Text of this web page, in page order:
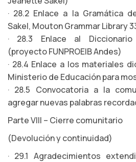
· 28.2 Enlace a la Gramática
Sakel, Mouton Grammar Library
· 28.3 Enlace al Diccionario
(proyecto FUNPROEIB Andes)
· 28.4 Enlace a los materiales
Ministerio de Educación para
· 28.5 Convocatoria a la
agregar nuevas palabras
Parte VIII – Cierre comunitario
(Devolución y continuidad)
· 29.1 Agradecimientos